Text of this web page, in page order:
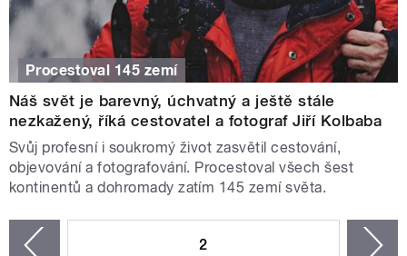
Procestoval 145 zemí
Náš svět je barevný, úchvatný a ještě stále
nezkažený, říká cestovatel a fotograf Jiří Kolbaba
Svůj profesní i soukromý život zasvětil cestování,
objevování a fotografování. Procestoval všech šest
kontinentů a dohromady zatím 145 zemí světa.
2